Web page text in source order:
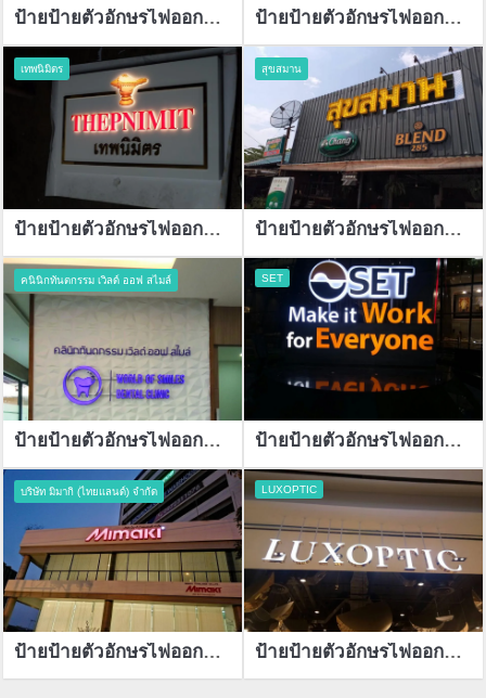
ป้ายป้ายตัวอักษรไฟออกหน้า ป้ายป้ายตัวอักษรไฟออกหน้า
เทพนิมิตร
ป้ายป้ายตัวอักษรไฟออกหน้า
สุขสมาน
ป้ายป้ายตัวอักษรไฟออกหน้า
คนินิกทันตกรรม เวิลด์ ออฟ สไมล์
ป้ายป้ายตัวอักษรไฟออกหน้า
SET
ป้ายป้ายตัวอักษรไฟออกหน้า
บริษัท มิมากิ (ไทยแลนด์) จำกัด
ป้ายป้ายตัวอักษรไฟออกหน้า
LUXOPTIC
ป้ายป้ายตัวอักษรไฟออกหน้า